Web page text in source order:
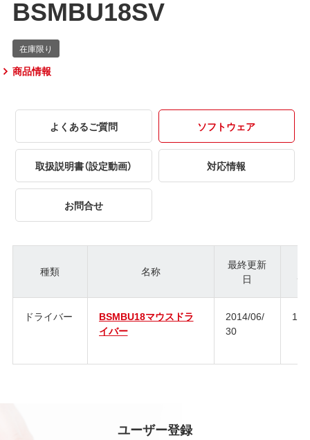
BSMBU18SV
商品情報
よくあるご質問 ソフトウェア
取扱説明書（設定動画） 対応情報
お問合せ
種類 名称
最終更新
日
ジ
ドライバー
BSMBU18マウスドラ
イバー
2014/06/
30
ユーザー登録